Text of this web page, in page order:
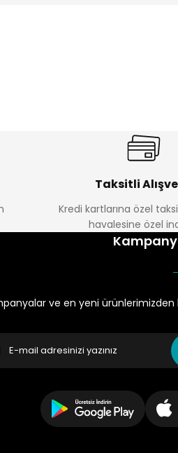
Taksitli
Kredi kartlarına özel
havalesine özel
ve en yeni ürünlerimizden